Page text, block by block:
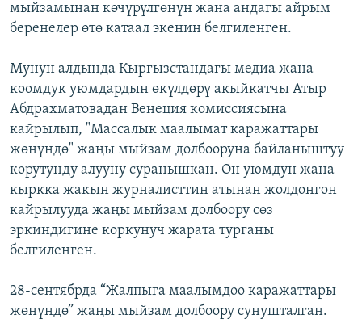
мыйзамынан көчүрүлгөнүн жана андагы айрым
беренелер өтө катаал экенин белгиленген.
Мунун алдында Кыргызстандагы медиа жана
коомдук уюмдардын өкүлдөрү акыйкатчы Атыр
Абдрахматовадан Венеция комиссиясына
кайрылып, "Массалык маалымат каражаттары
жөнүндө" жаңы мыйзам долбооруна байланыштуу
корутунду алууну суранышкан. Он уюмдун жана
кыркка жакын журналисттин атынан жолдонгон
кайрылууда жаңы мыйзам долбоору сөз
эркиндигине коркунуч жарата турганы
белгиленген.
28-сентябрда “Жалпыга маалымдоо каражаттары
жөнүндө” жаңы мыйзам долбоору сунушталган.